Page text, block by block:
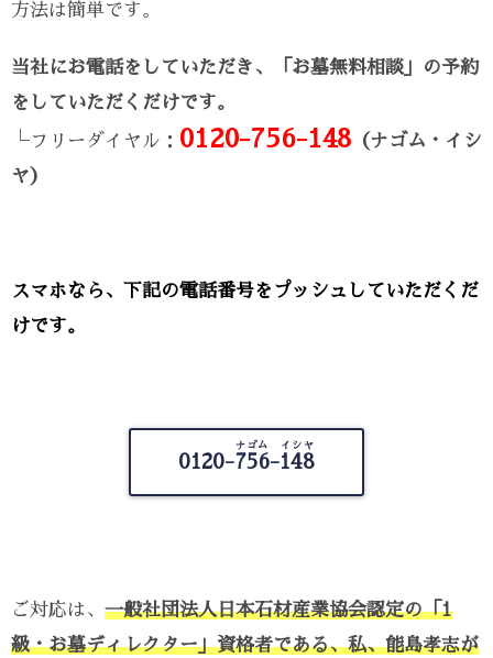
方法は簡単です。
当社にお電話をしていただき、「お墓無料相談」の予約
をしていただくだけです。
└フリーダイヤル： 0120-756-148 （ナゴム・イシ
ヤ）
スマホなら、下記の電話番号をプッシュしていただくだ
けです。
0120-756-148
ナゴム イシヤ
ご対応は、 一般社団法人日本石材産業協会認定の「1
級・お墓ディレクター」資格者である、私、能島孝志が